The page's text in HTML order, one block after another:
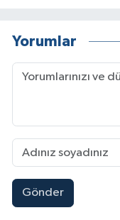
Yorumlar
Gönder